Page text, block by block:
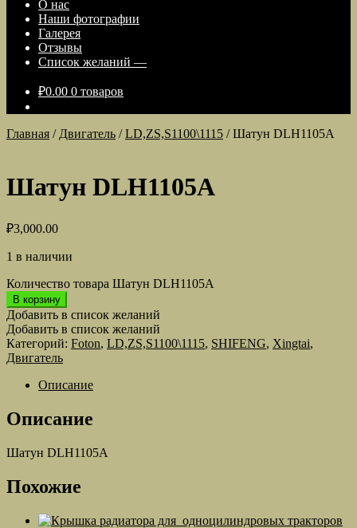
О нас
Наши фотографии
Галерея
Отзывы
Список желаний —
₽0.00 0 товаров
Главная / Двигатель /LD,ZS,S1100\1115 /Шатун DLH1105A
Шатун DLH1105A
₽3,000.00
1 в наличии
Количество товара Шатун DLH1105A
В корзину
Добавить в список желаний
Добавить в список желаний
Категорий: Foton, LD,ZS,S1100\1115, SHIFENG, Xingtai,
Двигатель
Описание
Описание
Шатун DLH1105A
Похожие